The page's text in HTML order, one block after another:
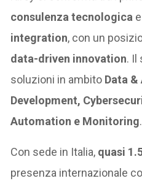
consulenza tecnologica
integration, con un
data-driven innovation. Il
soluzioni in ambito Data
Development,
Automation e Monitoring.
Con sede in Italia, quasi
presenza internazionale